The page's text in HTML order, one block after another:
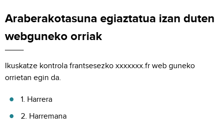
Araberakotasuna egiaztatua izan duten
webguneko orriak
Ikuskatze kontrola frantsesezko xxxxxxx.fr web guneko
orrietan egin da.
1. Harrera
2. Harremana